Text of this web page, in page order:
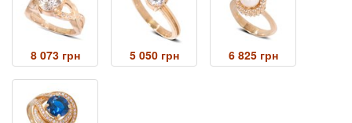
8 073 грн 5 050 грн 6 825 грн